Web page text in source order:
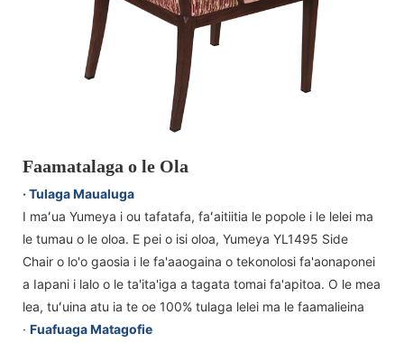
Faamatalaga o le Ola
· Tulaga Maualuga
I maʻua Yumeya i ou tafatafa, faʻaitiitia le popole i le lelei ma
le tumau o le oloa. E pei o isi oloa, Yumeya YL1495 Side
Chair o lo'o gaosia i le fa'aaogaina o tekonolosi fa'aonaponei
a Iapani i lalo o le ta'ita'iga a tagata tomai fa'apitoa. O le mea
lea, tuʻuina atu ia te oe 100% tulaga lelei ma le faamalieina
· Fuafuaga Matagofie